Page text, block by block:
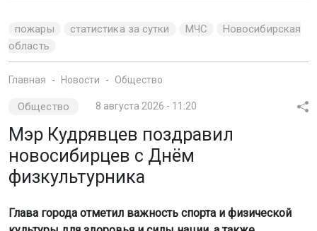
пожары статистика за сутки МЧС
Новосибирская
область
Главная Новости Общество
Общество 8 августа 2026 - 11:20
Мэр Кудрявцев поздравил
новосибирцев с Днём
физкультурника
Глава города отметил важность спорта и физической